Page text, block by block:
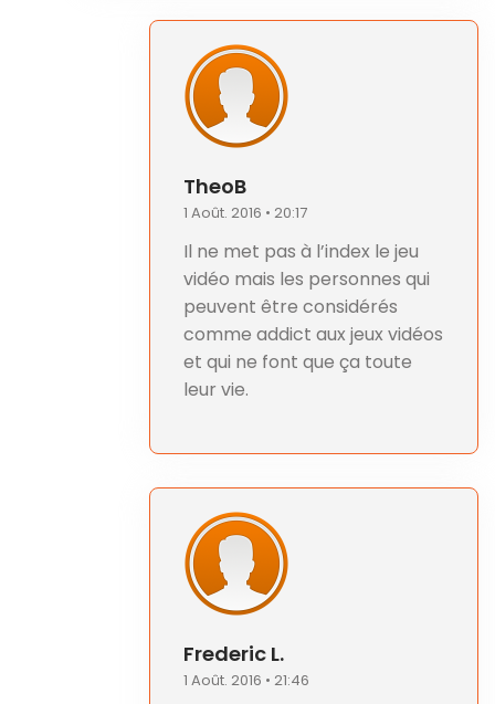
TheoB
1 Août. 2016 • 20:17
Il ne met pas à l’index le jeu
vidéo mais les personnes qui
peuvent être considérés
comme addict aux jeux vidéos
et qui ne font que ça toute
leur vie.
Frederic L.
1 Août. 2016 • 21:46